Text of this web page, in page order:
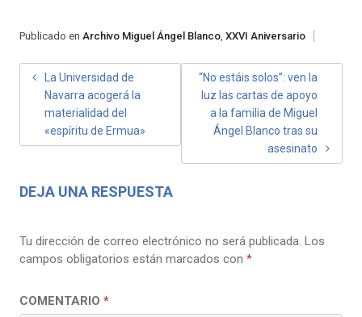
Publicado en Archivo Miguel Ángel Blanco, XXVI Aniversario
NAVEGACIÓN
ENTRADAS
La Universidad de
Navarra acogerá la
materialidad del
«espíritu de Ermua»
“No estáis solos”: ven la
luz las cartas de apoyo
a la familia de Miguel
Ángel Blanco tras su
asesinato
DEJA UNA RESPUESTA
Tu dirección de correo electrónico no será publicada. Los
campos obligatorios están marcados con *
COMENTARIO *